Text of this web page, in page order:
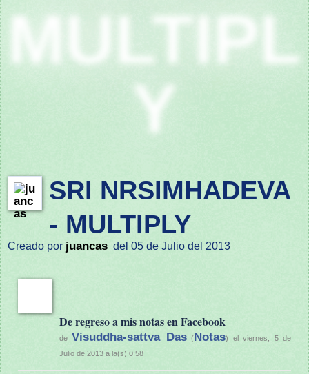
MULTIPL
Y
SRI NRSIMHADEVA
- MULTIPLY
Creado por juancas del 05 de Julio del 2013
De regreso a mis notas en Facebook
de Visuddha-sattva Das(Notas) el viernes, 5 de
Julio de 2013 a la(s) 0:58